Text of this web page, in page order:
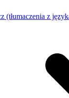
(tłumaczenia z